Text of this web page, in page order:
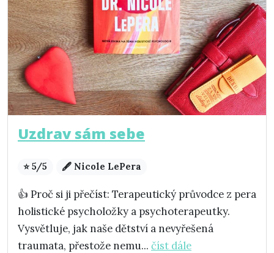
Uzdrav sám sebe
⭐ 5/5 🖋️ Nicole LePera
👍 Proč si ji přečíst: Terapeutický průvodce z pera
holistické psycholožky a psychoterapeutky.
Vysvětluje, jak naše dětství a nevyřešená
traumata, přestože nemu... číst dále